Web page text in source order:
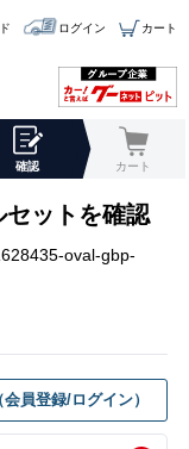
ログイン カート
確認 カート
セットを確認
oval-gbp-
員登録/ログイン）